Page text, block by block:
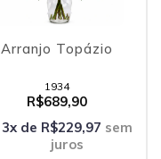
Arranjo Topázio
1934
R$689,90
3x de R$229,97 sem
juros